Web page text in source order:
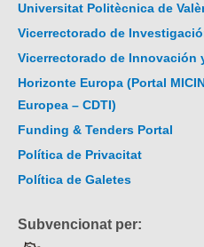
Universitat Politècnica de
Vicerrectorado de
Vicerrectorado de Innovación
Horizonte Europa (Portal
Europea – CDTI)
Funding & Tenders Portal
Política de Privacitat
Política de Galetes
Subvencionat per: